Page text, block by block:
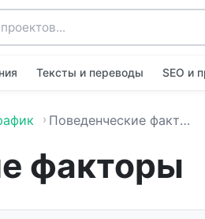
Тексты и переводы SEO и
Поведенческие факторы
факторы